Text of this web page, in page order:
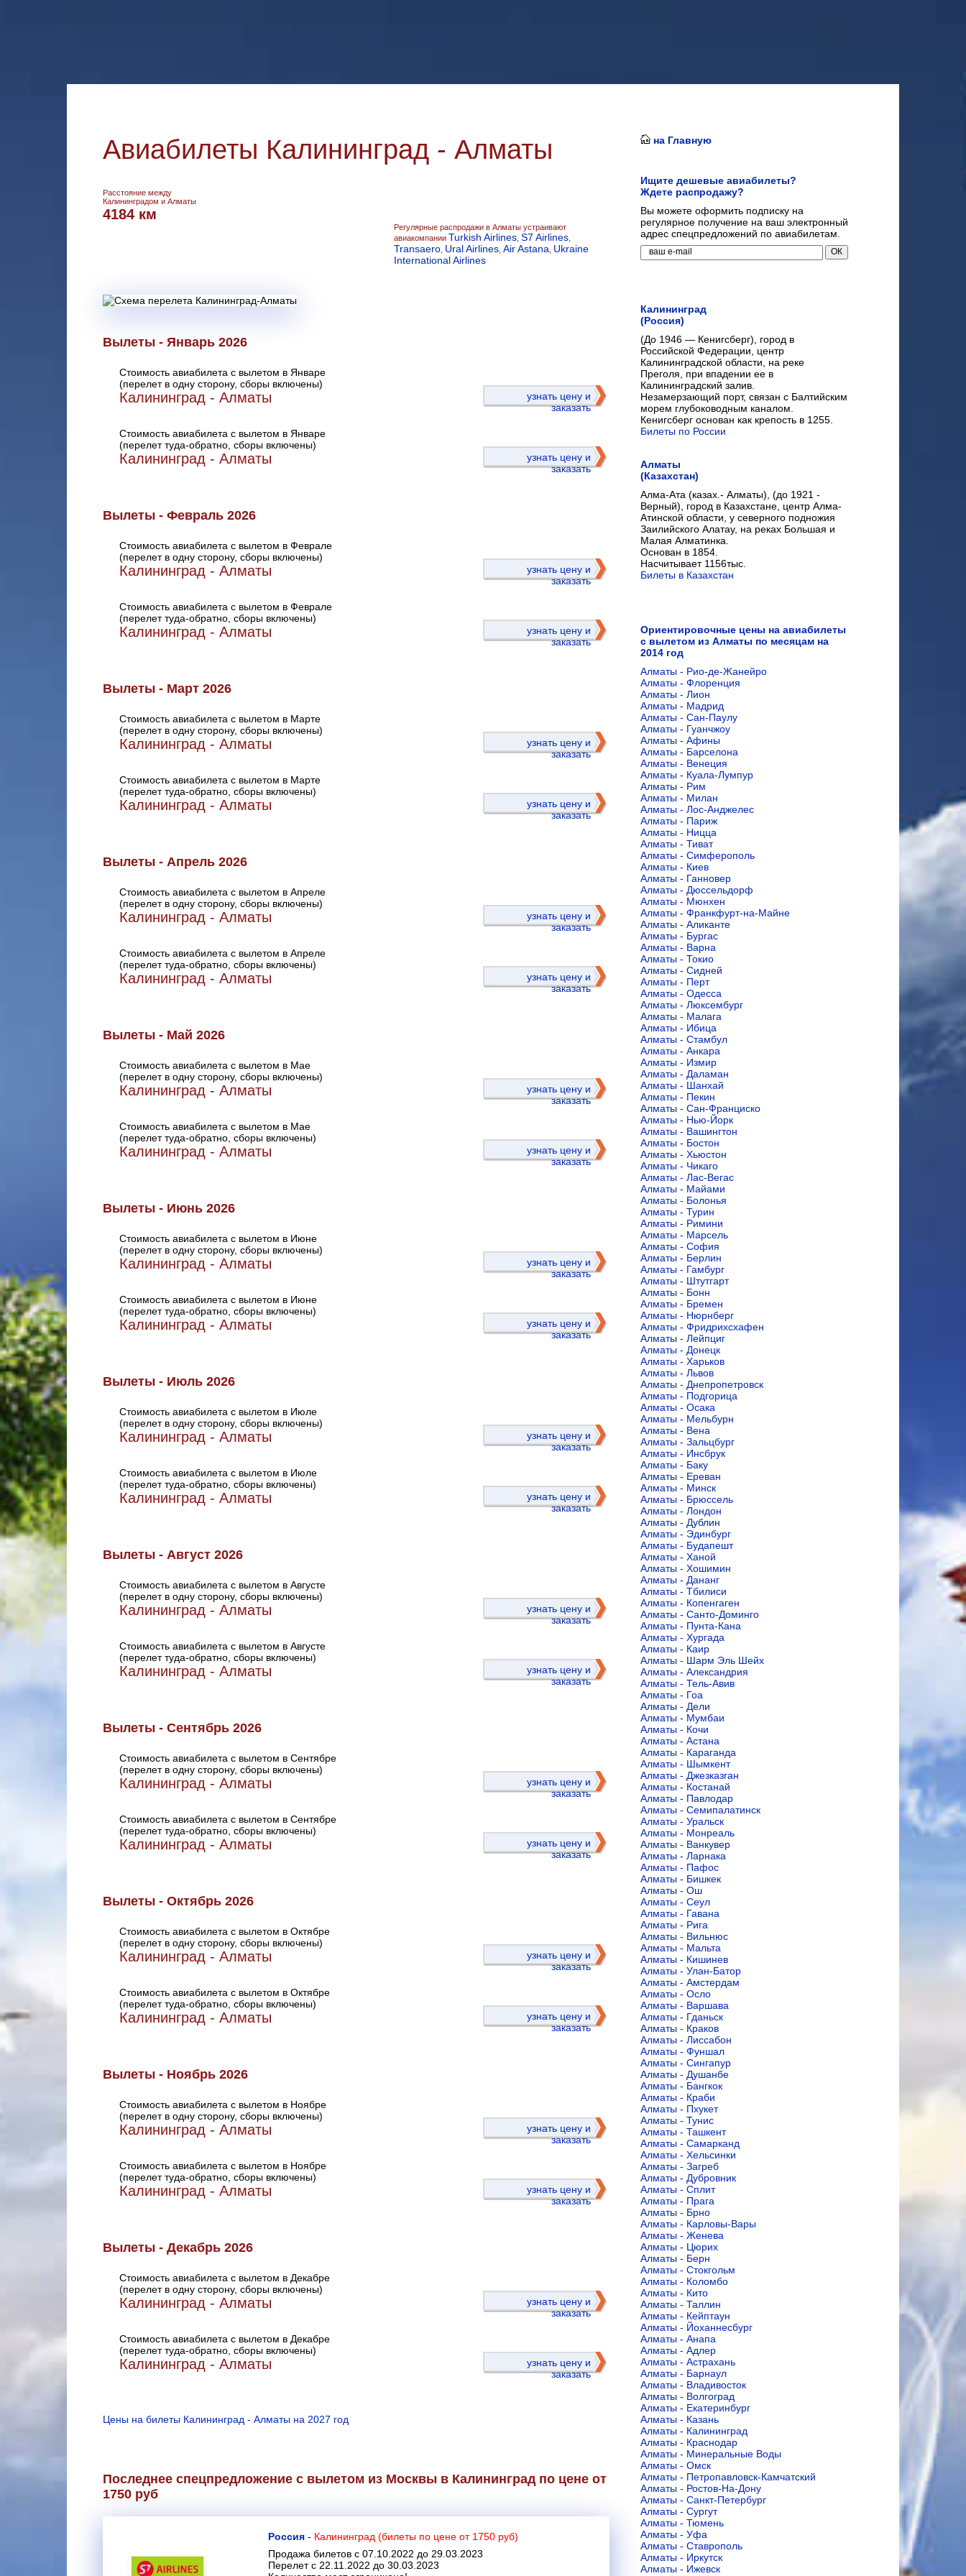
Авиабилеты Калининград - Алматы
Расстояние между
Калининградом и Алматы
4184 км
Регулярные распродажи в Алматы устраивают
авиакомпании Turkish Airlines S7 Airlines
Transaero Ural Airlines Air Astana Ukraine
International Airlines
Вылеты - Январь 2026
Стоимость авиабилета с вылетом в Январе
(перелет в одну сторону, сборы включены)
Калининград - Алматы
узнать цену и
заказать
Стоимость авиабилета с вылетом в Январе
(перелет туда-обратно, сборы включены)
Калининград - Алматы
узнать цену и
заказать
Вылеты - Февраль 2026
Стоимость авиабилета с вылетом в Феврале
(перелет в одну сторону, сборы включены)
Калининград - Алматы
узнать цену и
заказать
Стоимость авиабилета с вылетом в Феврале
(перелет туда-обратно, сборы включены)
Калининград - Алматы
узнать цену и
заказать
Вылеты - Март 2026
Стоимость авиабилета с вылетом в Марте
(перелет в одну сторону, сборы включены)
Калининград - Алматы
узнать цену и
заказать
Стоимость авиабилета с вылетом в Марте
(перелет туда-обратно, сборы включены)
Калининград - Алматы
узнать цену и
заказать
Вылеты - Апрель 2026
Стоимость авиабилета с вылетом в Апреле
(перелет в одну сторону, сборы включены)
Калининград - Алматы
узнать цену и
заказать
Стоимость авиабилета с вылетом в Апреле
(перелет туда-обратно, сборы включены)
Калининград - Алматы
узнать цену и
заказать
Вылеты - Май 2026
Стоимость авиабилета с вылетом в Мае
(перелет в одну сторону, сборы включены)
Калининград - Алматы
узнать цену и
заказать
Стоимость авиабилета с вылетом в Мае
(перелет туда-обратно, сборы включены)
Калининград - Алматы
узнать цену и
заказать
Вылеты - Июнь 2026
Стоимость авиабилета с вылетом в Июне
(перелет в одну сторону, сборы включены)
Калининград - Алматы
узнать цену и
заказать
Стоимость авиабилета с вылетом в Июне
(перелет туда-обратно, сборы включены)
Калининград - Алматы
узнать цену и
заказать
Вылеты - Июль 2026
Стоимость авиабилета с вылетом в Июле
(перелет в одну сторону, сборы включены)
Калининград - Алматы
узнать цену и
заказать
Стоимость авиабилета с вылетом в Июле
(перелет туда-обратно, сборы включены)
Калининград - Алматы
узнать цену и
заказать
Вылеты - Август 2026
Стоимость авиабилета с вылетом в Августе
(перелет в одну сторону, сборы включены)
Калининград - Алматы
узнать цену и
заказать
Стоимость авиабилета с вылетом в Августе
(перелет туда-обратно, сборы включены)
Калининград - Алматы
узнать цену и
заказать
Вылеты - Сентябрь 2026
Стоимость авиабилета с вылетом в Сентябре
(перелет в одну сторону, сборы включены)
Калининград - Алматы
узнать цену и
заказать
Стоимость авиабилета с вылетом в Сентябре
(перелет туда-обратно, сборы включены)
Калининград - Алматы
узнать цену и
заказать
Вылеты - Октябрь 2026
Стоимость авиабилета с вылетом в Октябре
(перелет в одну сторону, сборы включены)
Калининград - Алматы
узнать цену и
заказать
Стоимость авиабилета с вылетом в Октябре
(перелет туда-обратно, сборы включены)
Калининград - Алматы
узнать цену и
заказать
Вылеты - Ноябрь 2026
Стоимость авиабилета с вылетом в Ноябре
(перелет в одну сторону, сборы включены)
Калининград - Алматы
узнать цену и
заказать
Стоимость авиабилета с вылетом в Ноябре
(перелет туда-обратно, сборы включены)
Калининград - Алматы
узнать цену и
заказать
Вылеты - Декабрь 2026
Стоимость авиабилета с вылетом в Декабре
(перелет в одну сторону, сборы включены)
Калининград - Алматы
узнать цену и
заказать
Стоимость авиабилета с вылетом в Декабре
(перелет туда-обратно, сборы включены)
Калининград - Алматы
узнать цену и
заказать
Цены на билеты Калининград - Алматы на 2027 год
Последнее спецпредложение с вылетом из Москвы в Калининград по цене от
1750 руб
Россия - Калининград (билеты по цене от 1750 руб)
Продажа билетов с 07.10.2022 до 29.03.2023
Перелет с 22.11.2022 до 30.03.2023
на Главную
Ищите дешевые авиабилеты?
Ждете распродажу?
Вы можете оформить подписку на
регулярное получение на ваш электронный
адрес спецпредложений по авиабилетам.
Калининград
(Россия)
(До 1946 — Кенигсберг), город в
Российской Федерации, центр
Калининградской области, на реке
Преголя, при впадении ее в
Калининградский залив.
Незамерзающий порт, связан с Балтийским
морем глубоководным каналом.
Кенигсберг основан как крепость в 1255.
Билеты по России
Алматы
(Казахстан)
Алма-Ата (казах.- Алматы), (до 1921 -
Верный), город в Казахстане, центр Алма-
Атинской области, у северного подножия
Заилийского Алатау, на реках Большая и
Малая Алматинка.
Основан в 1854.
Насчитывает 1156тыс.
Билеты в Казахстан
Ориентировочные цены на авиабилеты
с вылетом из Алматы по месяцам на
2014 год
Алматы - Рио-де-Жанейро
Алматы - Флоренция
Алматы - Лион
Алматы - Мадрид
Алматы - Сан-Паулу
Алматы - Гуанчжоу
Алматы - Афины
Алматы - Барселона
Алматы - Венеция
Алматы - Куала-Лумпур
Алматы - Рим
Алматы - Милан
Алматы - Лос-Анджелес
Алматы - Париж
Алматы - Ницца
Алматы - Тиват
Алматы - Симферополь
Алматы - Киев
Алматы - Ганновер
Алматы - Дюссельдорф
Алматы - Мюнхен
Алматы - Франкфурт-на-Майне
Алматы - Аликанте
Алматы - Бургас
Алматы - Варна
Алматы - Токио
Алматы - Сидней
Алматы - Перт
Алматы - Одесса
Алматы - Люксембург
Алматы - Малага
Алматы - Ибица
Алматы - Стамбул
Алматы - Анкара
Алматы - Измир
Алматы - Даламан
Алматы - Шанхай
Алматы - Пекин
Алматы - Сан-Франциско
Алматы - Нью-Йорк
Алматы - Вашингтон
Алматы - Бостон
Алматы - Хьюстон
Алматы - Чикаго
Алматы - Лас-Вегас
Алматы - Майами
Алматы - Болонья
Алматы - Турин
Алматы - Римини
Алматы - Марсель
Алматы - София
Алматы - Берлин
Алматы - Гамбург
Алматы - Штутгарт
Алматы - Бонн
Алматы - Бремен
Алматы - Нюрнберг
Алматы - Фридрихсхафен
Алматы - Лейпциг
Алматы - Донецк
Алматы - Харьков
Алматы - Львов
Алматы - Днепропетровск
Алматы - Подгорица
Алматы - Осака
Алматы - Мельбурн
Алматы - Вена
Алматы - Зальцбург
Алматы - Инсбрук
Алматы - Баку
Алматы - Ереван
Алматы - Минск
Алматы - Брюссель
Алматы - Лондон
Алматы - Дублин
Алматы - Эдинбург
Алматы - Будапешт
Алматы - Ханой
Алматы - Хошимин
Алматы - Дананг
Алматы - Тбилиси
Алматы - Копенгаген
Алматы - Санто-Доминго
Алматы - Пунта-Кана
Алматы - Хургада
Алматы - Каир
Алматы - Шарм Эль Шейх
Алматы - Александрия
Алматы - Тель-Авив
Алматы - Гоа
Алматы - Дели
Алматы - Мумбаи
Алматы - Кочи
Алматы - Астана
Алматы - Караганда
Алматы - Шымкент
Алматы - Джезказган
Алматы - Костанай
Алматы - Павлодар
Алматы - Семипалатинск
Алматы - Уральск
Алматы - Монреаль
Алматы - Ванкувер
Алматы - Ларнака
Алматы - Пафос
Алматы - Бишкек
Алматы - Ош
Алматы - Сеул
Алматы - Гавана
Алматы - Рига
Алматы - Вильнюс
Алматы - Мальта
Алматы - Кишинев
Алматы - Улан-Батор
Алматы - Амстердам
Алматы - Осло
Алматы - Варшава
Алматы - Гданьск
Алматы - Краков
Алматы - Лиссабон
Алматы - Фуншал
Алматы - Сингапур
Алматы - Душанбе
Алматы - Бангкок
Алматы - Краби
Алматы - Пхукет
Алматы - Тунис
Алматы - Ташкент
Алматы - Самарканд
Алматы - Хельсинки
Алматы - Загреб
Алматы - Дубровник
Алматы - Сплит
Алматы - Прага
Алматы - Брно
Алматы - Карловы-Вары
Алматы - Женева
Алматы - Цюрих
Алматы - Берн
Алматы - Стокгольм
Алматы - Коломбо
Алматы - Кито
Алматы - Таллин
Алматы - Кейптаун
Алматы - Йоханнесбург
Алматы - Анапа
Алматы - Адлер
Алматы - Астрахань
Алматы - Барнаул
Алматы - Владивосток
Алматы - Волгоград
Алматы - Екатеринбург
Алматы - Казань
Алматы - Калининград
Алматы - Краснодар
Алматы - Минеральные Воды
Алматы - Омск
Алматы - Петропавловск-Камчатский
Алматы - Ростов-На-Дону
Алматы - Санкт-Петербург
Алматы - Сургут
Алматы - Тюмень
Алматы - Уфа
Алматы - Ставрополь
Алматы - Иркутск
Алматы - Ижевск